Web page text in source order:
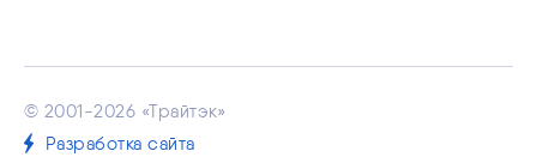
© 2001-2026 «Трайтэк»
Разработка сайта